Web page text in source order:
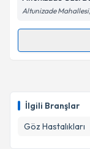
İlgili Branşlar
Göz Hastalıkları
Altunizade
Randevu
takvim
E-posta